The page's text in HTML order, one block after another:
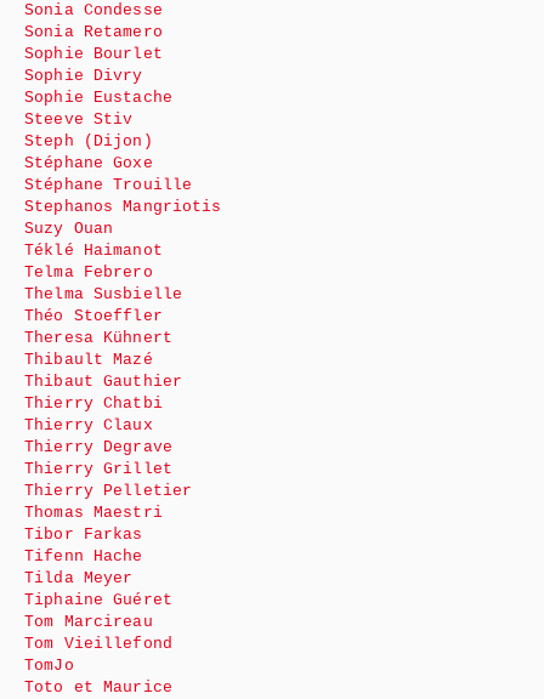
Sonia Condesse
Sonia Retamero
Sophie Bourlet
Sophie Divry
Sophie Eustache
Steeve Stiv
Steph (Dijon)
Stéphane Goxe
Stéphane Trouille
Stephanos Mangriotis
Suzy Ouan
Téklé Haimanot
Telma Febrero
Thelma Susbielle
Théo Stoeffler
Theresa Kühnert
Thibault Mazé
Thibaut Gauthier
Thierry Chatbi
Thierry Claux
Thierry Degrave
Thierry Grillet
Thierry Pelletier
Thomas Maestri
Tibor Farkas
Tifenn Hache
Tilda Meyer
Tiphaine Guéret
Tom Marcireau
Tom Vieillefond
TomJo
Toto et Maurice